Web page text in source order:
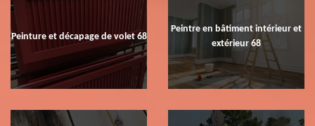
Peinture et décapage de volet 68
Peintre en bâtiment intérieur et
extérieur 68